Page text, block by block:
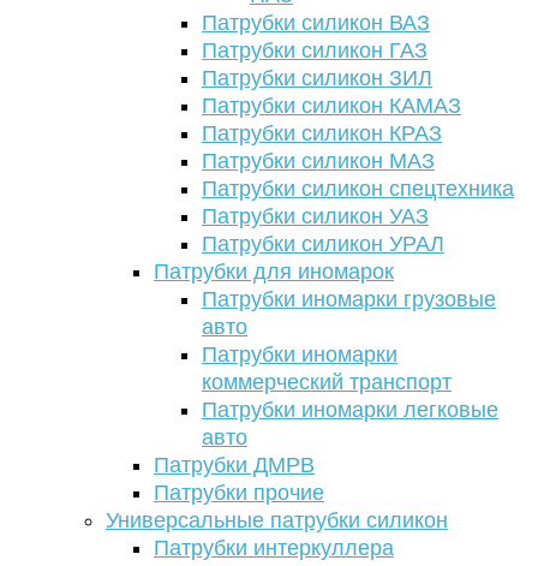
Патрубки силикон ВАЗ
Патрубки силикон ГАЗ
Патрубки силикон ЗИЛ
Патрубки силикон КАМАЗ
Патрубки силикон КРАЗ
Патрубки силикон МАЗ
Патрубки силикон спецтехника
Патрубки силикон УАЗ
Патрубки силикон УРАЛ
Патрубки для иномарок
Патрубки иномарки грузовые
авто
Патрубки иномарки
коммерческий транспорт
Патрубки иномарки легковые
авто
Патрубки ДМРВ
Патрубки прочие
Универсальные патрубки силикон
Патрубки интеркуллера